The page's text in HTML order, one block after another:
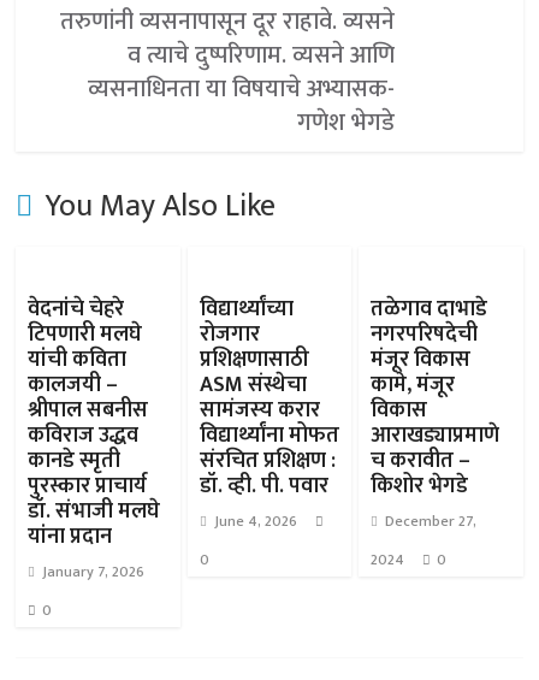
तरुणांनी व्यसनापासून दूर राहावे. व्यसने
व त्याचे दुष्परिणाम. व्यसने आणि
व्यसनाधिनता या विषयाचे अभ्यासक-
गणेश भेगडे
You May Also Like
वेदनांचे चेहरे
टिपणारी मलघे
यांची कविता
कालजयी –
श्रीपाल सबनीस
कविराज उद्धव
कानडे स्मृती
पुरस्कार प्राचार्य
डॉ. संभाजी मलघे
यांना प्रदान
January 7, 2026
0
विद्यार्थ्यांच्या
रोजगार
प्रशिक्षणासाठी
ASM संस्थेचा
सामंजस्य करार
विद्यार्थ्यांना मोफत
संरचित प्रशिक्षण :
डॉ. व्ही. पी. पवार
June 4, 2026
0
तळेगाव दाभाडे
नगरपरिषदेची
मंजूर विकास
कामे, मंजूर
विकास
आराखड्याप्रमाणे
च करावीत –
किशोर भेगडे
December 27,
2024
0